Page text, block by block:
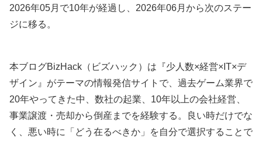
2026年05月で10年が経過し、2026年06月から次のステー
ジに移る。
本ブログBizHack（ビズハック）は『少人数×経営×IT×デ
ザイン』がテーマの情報発信サイトで、過去ゲーム業界で
20年やってきた中、数社の起業、10年以上の会社経営、
事業譲渡・売却から倒産までを経験する。良い時だけでな
く、悪い時に「どう在るべきか」を自分で選択することで